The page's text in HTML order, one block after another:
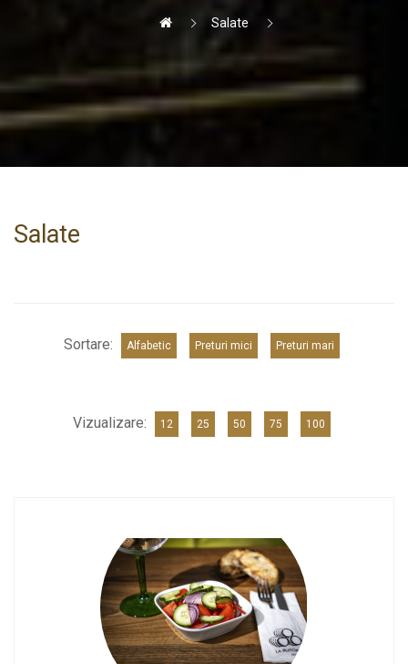
Salate
Salate
Sortare: Alfabetic Preturi mici Preturi mari
Vizualizare: 12 25 50 75 100